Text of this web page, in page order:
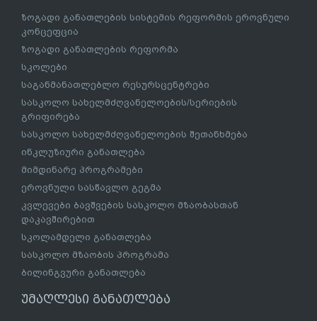
ზოგადი განათლების სისტემის რეფორმის ეროვნული
კონცეფცია
ზოგადი განათლების რეფორმა
სკოლები
საგანმანათლებლო რესურსცენტრები
სასკოლო სახელმძღვანელოების/სერიების
გრიფირება
სასკოლო სახელმძღვანელოების შეთანხმება
ინკლუზიური განათლება
მიმდინარე პროგრამები
ეროვნული სასწავლო გეგმა
კვლევები ბავშვების სასკოლო მზაობასთან
დაკავშირებით
სკოლამდელი განათლება
სასკოლო მზაობის პროგრამა
ბილინგვური განათლება
უმაღლესი განათლება